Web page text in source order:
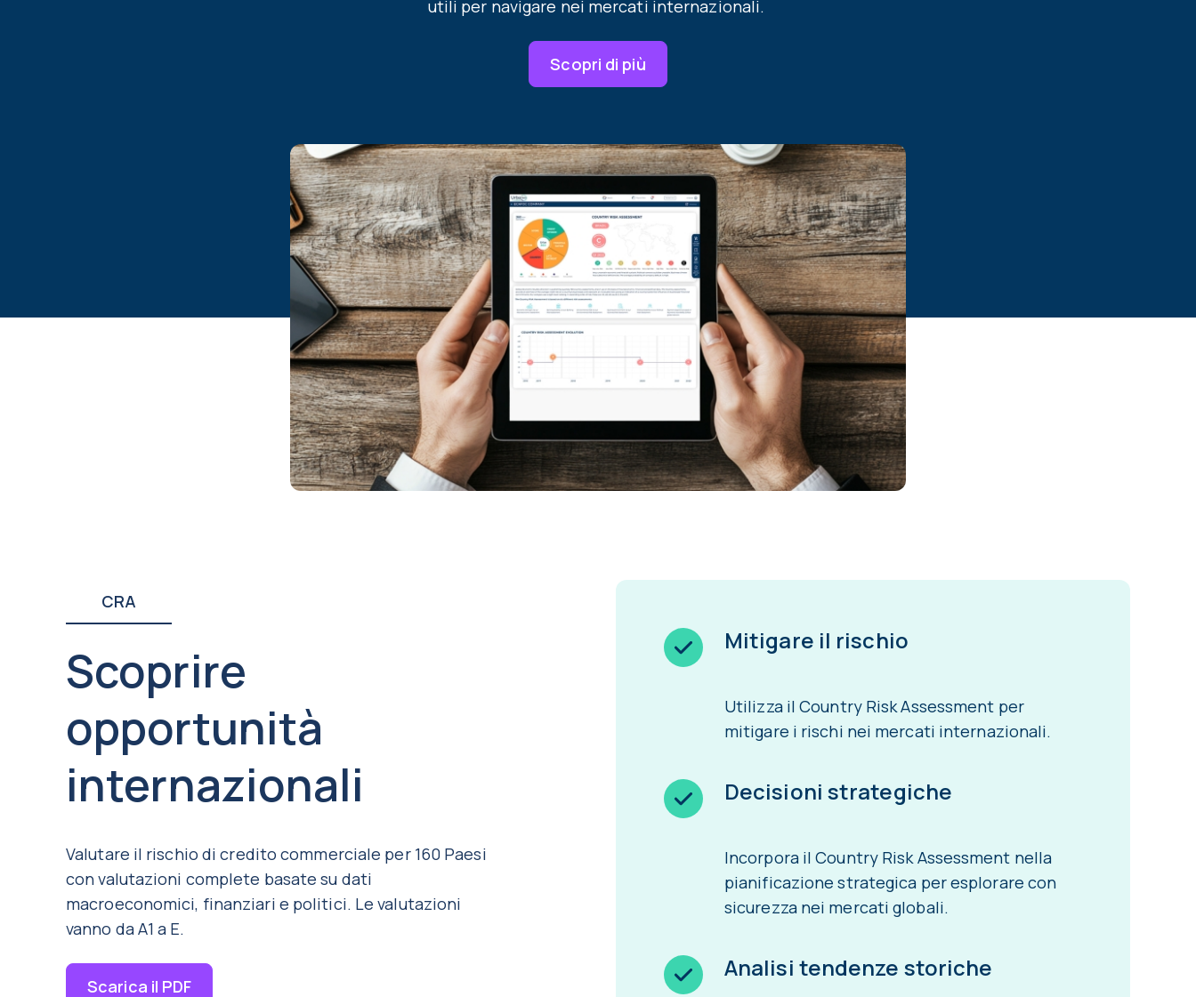
utili per navigare nei mercati internazionali.
Scopri di più
CRA
Scoprire
opportunità
internazionali
Valutare il rischio di credito commerciale per 160 Paesi
con valutazioni complete basate su dati
macroeconomici, finanziari e politici. Le valutazioni
vanno da A1 a E.
Scarica il PDF
Mitigare il rischio
Utilizza il Country Risk Assessment per
mitigare i rischi nei mercati internazionali.
Decisioni strategiche
Incorpora il Country Risk Assessment nella
pianificazione strategica per esplorare con
sicurezza nei mercati globali.
Analisi tendenze storiche